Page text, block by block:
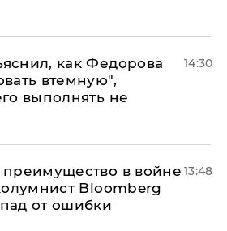
как Федорова
втемную",
выполнять не
14:30
преимущество в войне
Bloomberg
от ошибки
13:48